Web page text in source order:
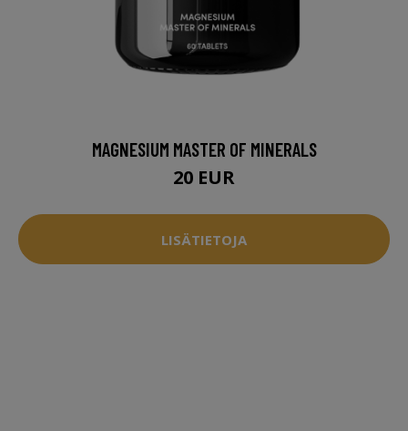
MAGNESIUM MASTER OF MINERALS
20 EUR
LISÄTIETOJA